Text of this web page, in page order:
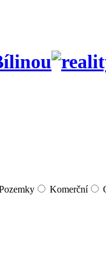
Komerční